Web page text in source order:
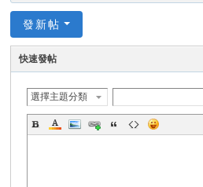
發新帖
快速發帖
選擇主題分類